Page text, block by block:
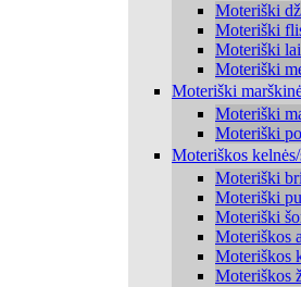
Moteriški
Moteriški
Moteriški
Moteriški
Moteriški
Moteriški
Moteriški
Moteriškos
Moteriški
Moteriški
Moteriški
Moteriškos
Moteriškos
Moteriškos